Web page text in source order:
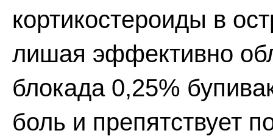
кортикостероиды в
лишая эффективно
блокада 0,25%
боль и препятствует